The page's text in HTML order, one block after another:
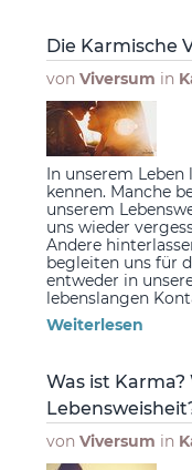
Die Karmische
von Viversum in
In unserem Leben
kennen. Manche
unserem
uns wieder
Andere
begleiten uns für
entweder in
lebenslangen
Weiterlesen
Was ist
von Viversum in